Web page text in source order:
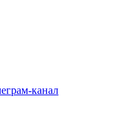
канал